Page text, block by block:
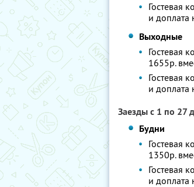
Гостевая
и доплата
Выходные
Гостевая
1655р.
Гостевая
и доплата
Заезды с 1 по 27
Будни
Гостевая
1350р.
Гостевая
и доплата